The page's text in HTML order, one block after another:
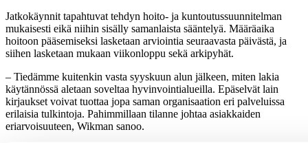
Jatkokäynnit tapahtuvat tehdyn hoito- ja kuntoutussuunnitelman
mukaisesti eikä niihin sisälly samanlaista sääntelyä. Määräaika
hoitoon pääsemiseksi lasketaan arviointia seuraavasta päivästä, ja
siihen lasketaan mukaan viikonloppu sekä arkipyhät.
– Tiedämme kuitenkin vasta syyskuun alun jälkeen, miten lakia
käytännössä aletaan soveltaa hyvinvointialueilla. Epäselvät lain
kirjaukset voivat tuottaa jopa saman organisaation eri palveluissa
erilaisia tulkintoja. Pahimmillaan tilanne johtaa asiakkaiden
eriarvoisuuteen, Wikman sanoo.